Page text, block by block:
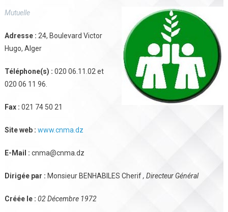
Mutuelle
Adresse : 24, Boulevard Victor
Hugo, Alger
Téléphone(s) : 020 06.11.02 et
020 06 11 96.
Fax : 021 74 50 21
Site web : www.cnma.dz
E-Mail : cnma@cnma.dz
Dirigée par : Monsieur BENHABILES Cherif, Directeur Général
Créée le : 02 Décembre 1972